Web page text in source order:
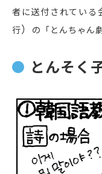
者に送付されてい
行） の「とんちゃん
とんそく